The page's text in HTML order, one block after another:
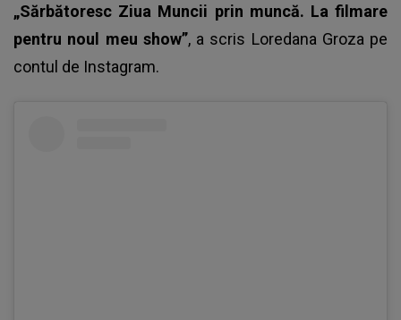
„Sărbătoresc Ziua Muncii prin muncă. La filmare
pentru noul meu show”, a scris Loredana Groza pe
contul de Instagram.